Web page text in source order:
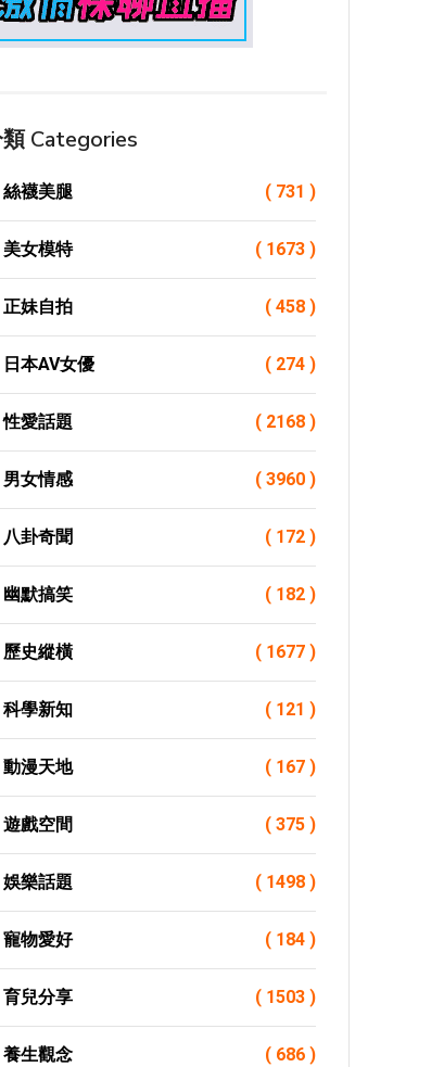
Categories
絲襪美腿 ( 731 )
美女模特 ( 1673 )
正妹自拍 ( 458 )
日本AV女優 ( 274 )
性愛話題 ( 2168 )
男女情感 ( 3960 )
八卦奇聞 ( 172 )
幽默搞笑 ( 182 )
歷史縱橫 ( 1677 )
科學新知 ( 121 )
動漫天地 ( 167 )
遊戲空間 ( 375 )
娛樂話題 ( 1498 )
寵物愛好 ( 184 )
育兒分享 ( 1503 )
養生觀念 ( 686 )